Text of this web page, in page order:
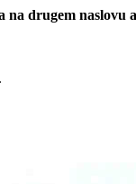
drugem naslovu